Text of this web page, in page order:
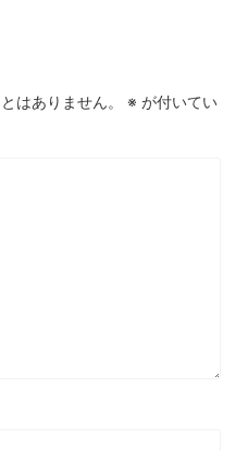
はありません。 ※ が付いてい